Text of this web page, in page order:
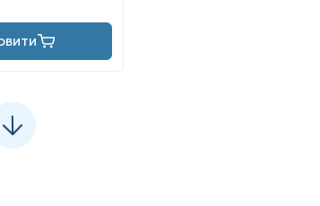
можуть виникнути такі симптоми: